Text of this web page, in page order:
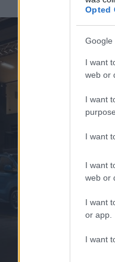
Opted
Google
I want
web or
I want
I want
I want
web or
I want
or app.
I want